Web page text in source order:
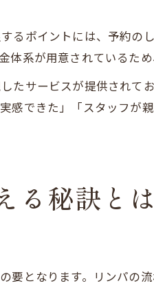
るポイントには、予約の
系が用意されているた
たサービスが提供されて
感できた」「スタッフが
る秘訣とは
となります。リンパの